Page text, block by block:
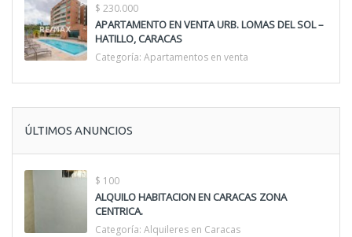
$ 230.000
APARTAMENTO EN VENTA URB. LOMAS DEL SOL –
HATILLO, CARACAS
Categoría: Apartamentos en venta
ÚLTIMOS ANUNCIOS
$ 100
ALQUILO HABITACION EN CARACAS ZONA
CENTRICA.
Categoría: Alquileres en Caracas